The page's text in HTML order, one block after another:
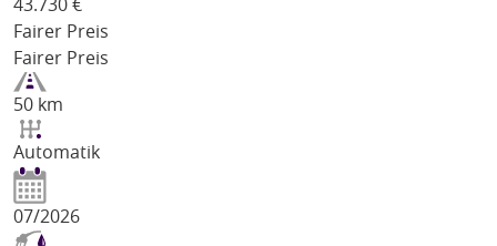
43.730 €
Fairer Preis
Fairer Preis
50 km
Automatik
07/2026